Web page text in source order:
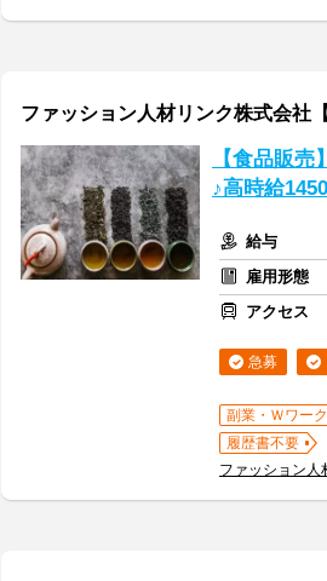
ファッション人材リンク株式会社
【食品販
♪高時給
給与
雇用形態
アクセス
急募
副業・Ｗワー
履歴書不要
ファッション人